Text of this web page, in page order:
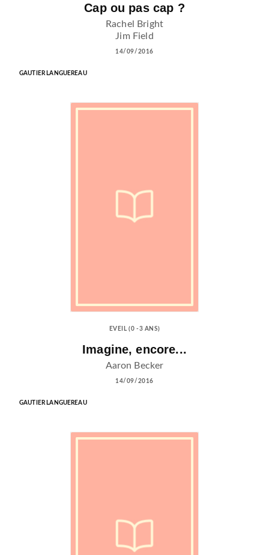
Cap ou pas cap ?
Rachel Bright
Jim Field
14/09/2016
GAUTIER LANGUEREAU
EVEIL (0 -3 ANS)
Imagine, encore...
Aaron Becker
14/09/2016
GAUTIER LANGUEREAU